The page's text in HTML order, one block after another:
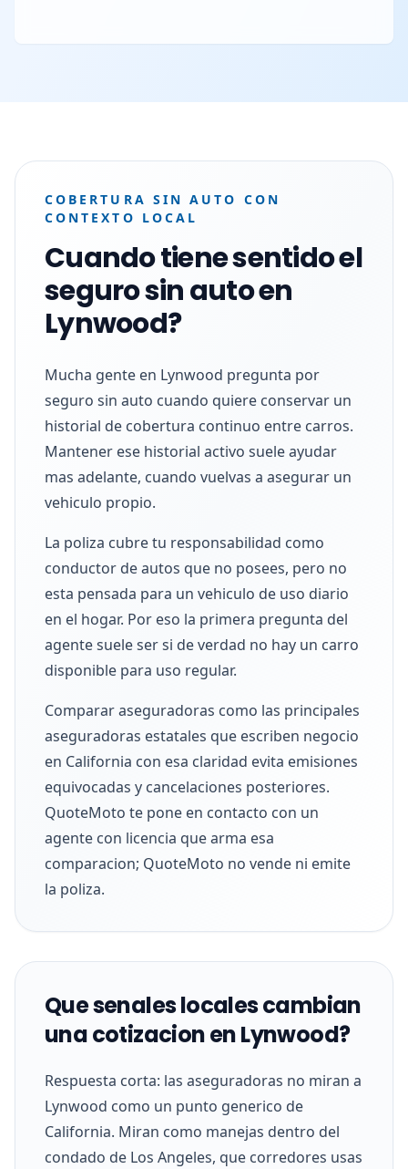
COBERTURA SIN AUTO CON
CONTEXTO LOCAL
Cuando tiene sentido el
seguro sin auto en
Lynwood?
Mucha gente en Lynwood pregunta por
seguro sin auto cuando quiere conservar un
historial de cobertura continuo entre carros.
Mantener ese historial activo suele ayudar
mas adelante, cuando vuelvas a asegurar un
vehiculo propio.
La poliza cubre tu responsabilidad como
conductor de autos que no posees, pero no
esta pensada para un vehiculo de uso diario
en el hogar. Por eso la primera pregunta del
agente suele ser si de verdad no hay un carro
disponible para uso regular.
Comparar aseguradoras como las principales
aseguradoras estatales que escriben negocio
en California con esa claridad evita emisiones
equivocadas y cancelaciones posteriores.
QuoteMoto te pone en contacto con un
agente con licencia que arma esa
comparacion; QuoteMoto no vende ni emite
la poliza.
Que senales locales cambian
una cotizacion en Lynwood?
Respuesta corta: las aseguradoras no miran a
Lynwood como un punto generico de
California. Miran como manejas dentro del
condado de Los Angeles, que corredores usas